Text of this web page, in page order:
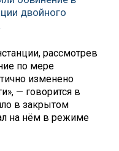
двойного
рассмотрев
по мере
изменено
— говорится в
в закрытом
на нём в режиме